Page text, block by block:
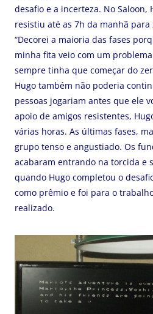
desafio e a incerteza. No Saloon,
resistiu até as 7h da manhã
“Decorei a maioria das fases
minha fita veio com um
sempre tinha que começar do
Hugo também não poderia
pessoas jogariam antes que ele
apoio de amigos resistentes,
várias horas. As últimas fases,
grupo tenso e angustiado. Os
acabaram entrando na torcida e
quando Hugo completou o
como prêmio e foi para o
realizado.